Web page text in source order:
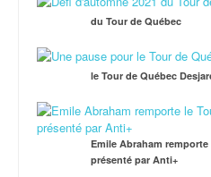
du Tour de Québec
le Tour de Québec
Emile Abraham
présenté par Anti+